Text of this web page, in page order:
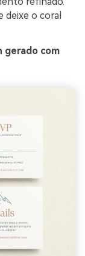
deixe o coral
gerado com